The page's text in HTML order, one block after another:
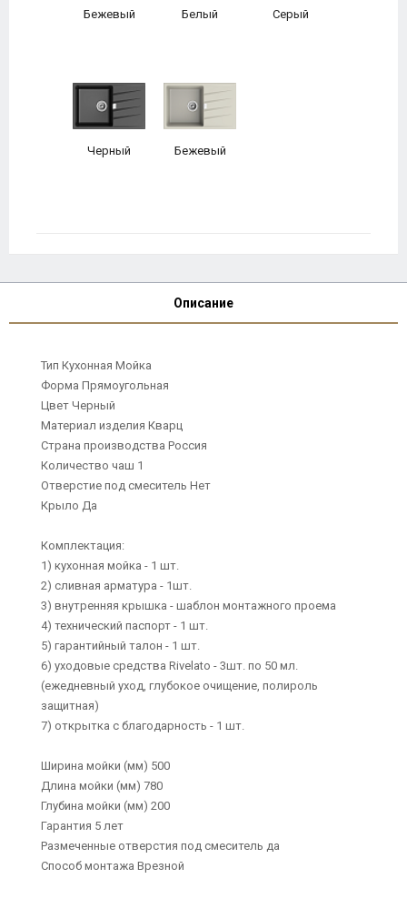
Бежевый Белый Серый
Черный Бежевый
Описание
Тип Кухонная Мойка
Форма Прямоугольная
Цвет Черный
Материал изделия Кварц
Страна производства Россия
Количество чаш 1
Отверстие под смеситель Нет
Крыло Да
Комплектация:
1) кухонная мойка - 1 шт.
2) сливная арматура - 1шт.
3) внутренняя крышка - шаблон монтажного проема
4) технический паспорт - 1 шт.
5) гарантийный талон - 1 шт.
6) уходовые средства Rivelato - 3шт. по 50 мл.
(ежедневный уход, глубокое очищение, полироль
защитная)
7) открытка с благодарность - 1 шт.
Ширина мойки (мм) 500
Длина мойки (мм) 780
Глубина мойки (мм) 200
Гарантия 5 лет
Размеченные отверстия под смеситель да
Способ монтажа Врезной